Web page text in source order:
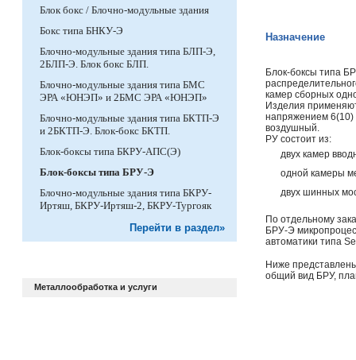
Блок бокс / Блочно-модульные здания
Бокс типа БНКУ-Э
Блочно-модульные здания типа БЛП-Э,
2БЛП-Э. Блок бокс БЛП.
Блочно-модульные здания типа БМС
ЭРА «ЮНЭП» и 2БМС ЭРА «ЮНЭП»
Блочно-модульные здания типа БКТП-Э
и 2БКТП-Э. Блок-бокс БКТП.
Блок-боксы типа БКРУ-АПС(Э)
Блок-боксы типа БРУ-Э
Блочно-модульные здания типа БКРУ-
Иртяш, БКРУ-Иртяш-2, БКРУ-Тургояк
Перейти в раздел»
Металлообработка и услуги
Назначение
Блок-боксы типа
камер сборных
Изделия
напряжением 6(10)
воздушный.
РУ состоит из:
двух камер
одной камеры
двух шинных
По отдельному
БРУ-Э
автоматики типа
Ниже
общий вид БРУ,